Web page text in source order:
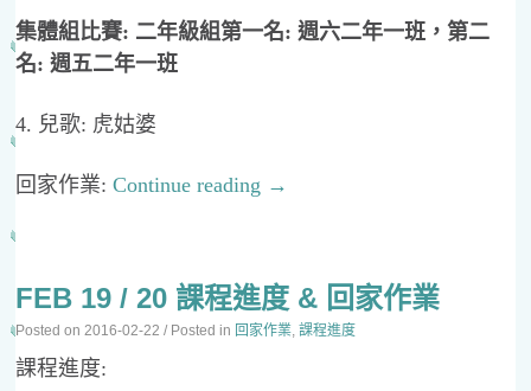
集體組比賽: 二年級組第一名: 週六二年一班，第二
名: 週五二年一班
4. 兒歌: 虎姑婆
回家作業:Continue reading →
FEB 19 / 20 課程進度 & 回家作業
Posted on2016-02-22 / Posted in 回家作業,課程進度
課程進度: